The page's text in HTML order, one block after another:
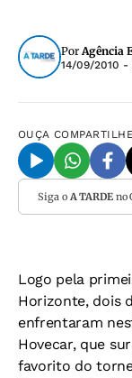
PorAgência
14/09/2010 -
OUÇA COMPARTILHE
Siga o A TARDEno
Logo pela
Horizonte, dois
enfrentaram
Hovecar, que
favorito do